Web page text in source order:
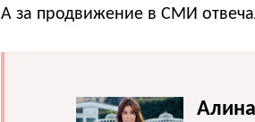
А за продвижение в СМИ